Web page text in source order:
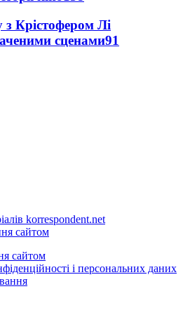
Крістофером Лі
сценами91
korrespondent.net
сайтом
сайтом
і персональних даних